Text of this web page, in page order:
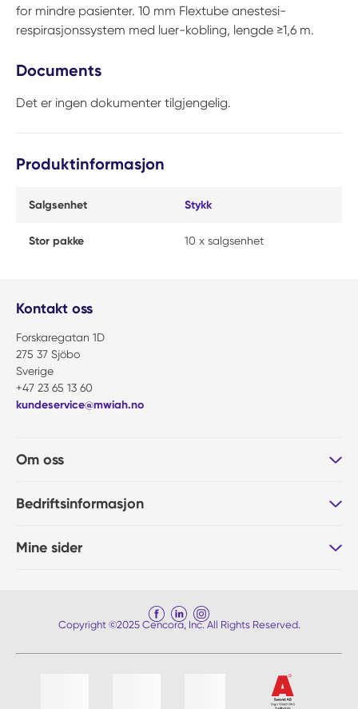
for mindre pasienter. 10 mm Flextube anestesi-
respirasjonssystem med luer-kobling, lengde ≥1,6 m.
Documents
Det er ingen dokumenter tilgjengelig.
Produktinformasjon
Salgsenhet Stykk
Stor pakke 10 x salgsenhet
Kontakt oss
Forskaregatan 1D
275 37 Sjöbo
Sverige
+47 23 65 13 60
kundeservice@mwiah.no
Om oss
Bedriftsinformasjon
Mine sider
Copyright ©2025 Cencora, Inc. All Rights Reserved.